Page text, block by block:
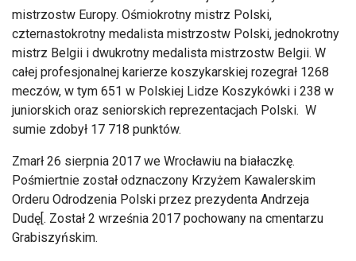
mistrzostw Europy. Ośmiokrotny mistrz Polski,
czternastokrotny medalista mistrzostw Polski, jednokrotny
mistrz Belgii i dwukrotny medalista mistrzostw Belgii. W
całej profesjonalnej karierze koszykarskiej rozegrał 1268
meczów, w tym 651 w Polskiej Lidze Koszykówki i 238 w
juniorskich oraz seniorskich reprezentacjach Polski. W
sumie zdobył 17 718 punktów.
Zmarł 26 sierpnia 2017 we Wrocławiu na białaczkę.
Pośmiertnie został odznaczony Krzyżem Kawalerskim
Orderu Odrodzenia Polski przez prezydenta Andrzeja
Dudę[. Został 2 września 2017 pochowany na cmentarzu
Grabiszyńskim.